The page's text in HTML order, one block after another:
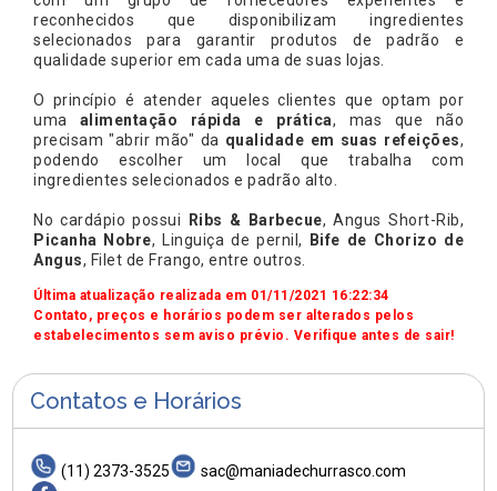
reconhecidos que disponibilizam ingredientes
selecionados para garantir produtos de padrão e
qualidade superior em cada uma de suas lojas.
O princípio é atender aqueles clientes que optam por
uma alimentação rápida e prática, mas que não
precisam "abrir mão" da qualidade em suas refeições,
podendo escolher um local que trabalha com
ingredientes selecionados e padrão alto.
No cardápio possui Ribs & Barbecue, Angus Short-Rib,
Picanha Nobre, Linguiça de pernil,
Bife de Chorizo de
Angus, Filet de Frango, entre outros.
Última atualização realizada em 01/11/2021 16:22:34
Contato, preços e horários podem ser alterados pelos
estabelecimentos sem aviso prévio. Verifique antes de sair!
Contatos e Horários
(11) 2373-3525
sac@maniadechurrasco.com